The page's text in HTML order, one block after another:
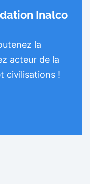
Inalco
la
acteur de la
civilisations !